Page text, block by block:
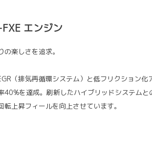
エンジン
楽しさを追求。
（排気再循環システム）と低フリクション化
40%を達成。刷新したハイブリッドシステムと
転上昇フィールを向上させています。